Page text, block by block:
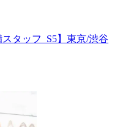
タッフ_S5】東京/渋谷